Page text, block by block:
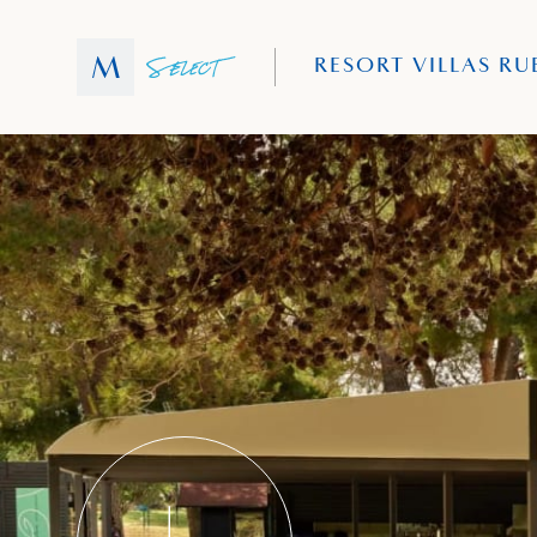
RESORT VILLAS